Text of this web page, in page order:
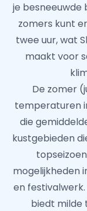
je
zomers kunt
twee uur, wat
maakt voor
De zomer
temperaturen
die
kustgebieden
mogelijkheden
en
biedt milde